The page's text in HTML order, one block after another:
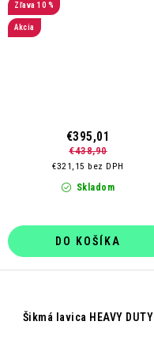
10 %
Akcia
Skladom
€321,15 bez DPH
€395,01
€438,90
DO KOŠÍKA
Šikmá lavica HEAVY DUTY